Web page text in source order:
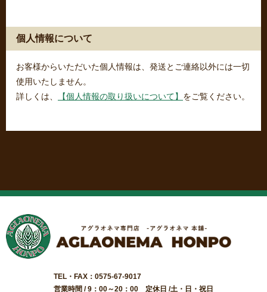
個人情報について
お客様からいただいた個人情報は、発送とご連絡以外には一切
使用いたしません。
詳しくは、
【個人情報の取り扱いについて】 をご覧ください。
TEL・FAX：0575-67-9017
営業時間 / 9：00～20：00 定休日 /土・日・祝日